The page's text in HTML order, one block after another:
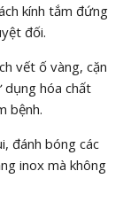
kính tắm đứng
đối.
vết ố vàng, cặn
dụng hóa chất
bệnh.
đánh bóng các
inox mà không